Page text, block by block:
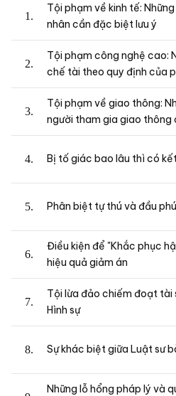
Tội phạm về kinh tế:
nhân cần đặc biệt lưu ý
Tội phạm công nghệ cao:
chế tài theo quy định của
Tội phạm về giao thông:
người tham gia giao thông
Bị tố giác bao lâu thì có
Phân biệt tự thú và đầu phú
Điều kiện để "Khắc phục
hiệu quả giảm án
Tội lừa đảo chiếm đoạt tài
Hình sự
Sự khác biệt giữa Luật sư
Những lỗ hổng pháp lý và